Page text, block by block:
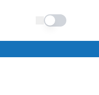
Schimba tema